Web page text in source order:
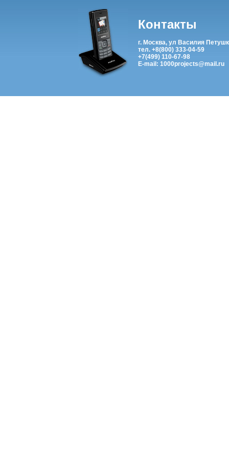
Контакты
г. Москва, ул Василия
тел. +8(800) 333-04-59
+7(499) 110-67-98
E-mail: 1000projects@mail.ru